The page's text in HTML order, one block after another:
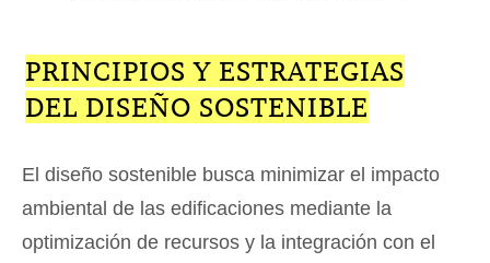
PRINCIPIOS Y ESTRATEGIAS
DEL DISEÑO SOSTENIBLE
El diseño sostenible busca minimizar el impacto
ambiental de las edificaciones mediante la
optimización de recursos y la integración con el